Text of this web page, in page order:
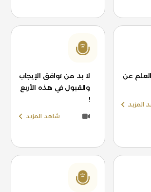
عن
المزيد
لا بد من توافق الإيجاب
والقبول في هذه الأربع
!
شاهد المزيد